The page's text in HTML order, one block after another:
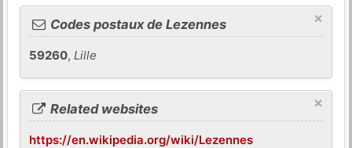
×
Codes postaux de Lezennes
59260,Lille
×
Related websites
https://en.wikipedia.org/wiki/Lezennes